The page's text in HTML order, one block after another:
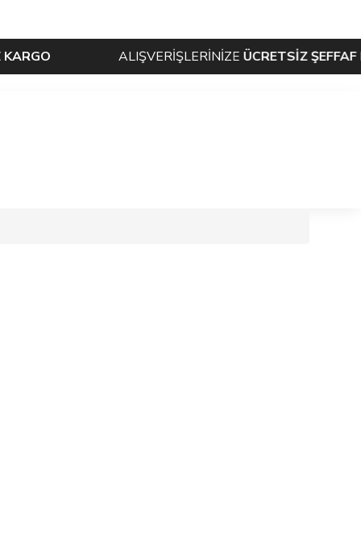
ALIŞVERİŞLERİNİZEÜCRETSİZ ŞEFFAF KARGO